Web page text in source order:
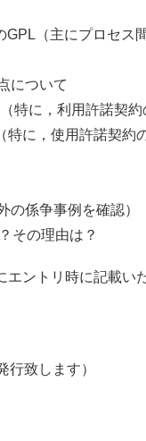
（主にプロセス
について
特に，利用許諾契約
に，使用許諾契約
係争事例を確認）
その理由は？
エントリ時に記載い
致します）